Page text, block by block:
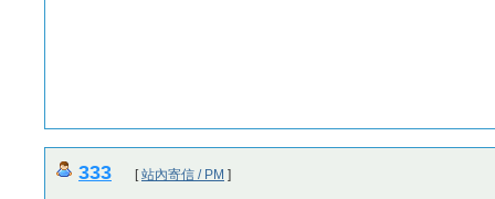
333 [站內寄信 / PM ]